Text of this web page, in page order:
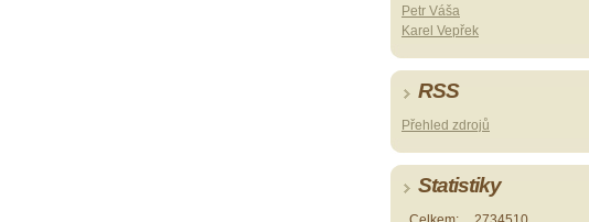
Petr Váša
Karel Vepřek
RSS
Přehled zdrojů
Statistiky